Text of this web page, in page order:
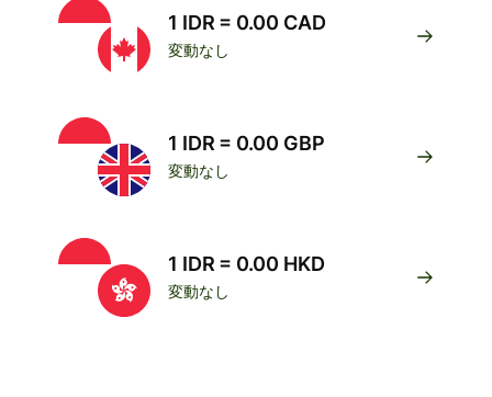
1 IDR = 0.00 CAD
変動なし
1 IDR = 0.00 GBP
変動なし
1 IDR = 0.00 HKD
変動なし